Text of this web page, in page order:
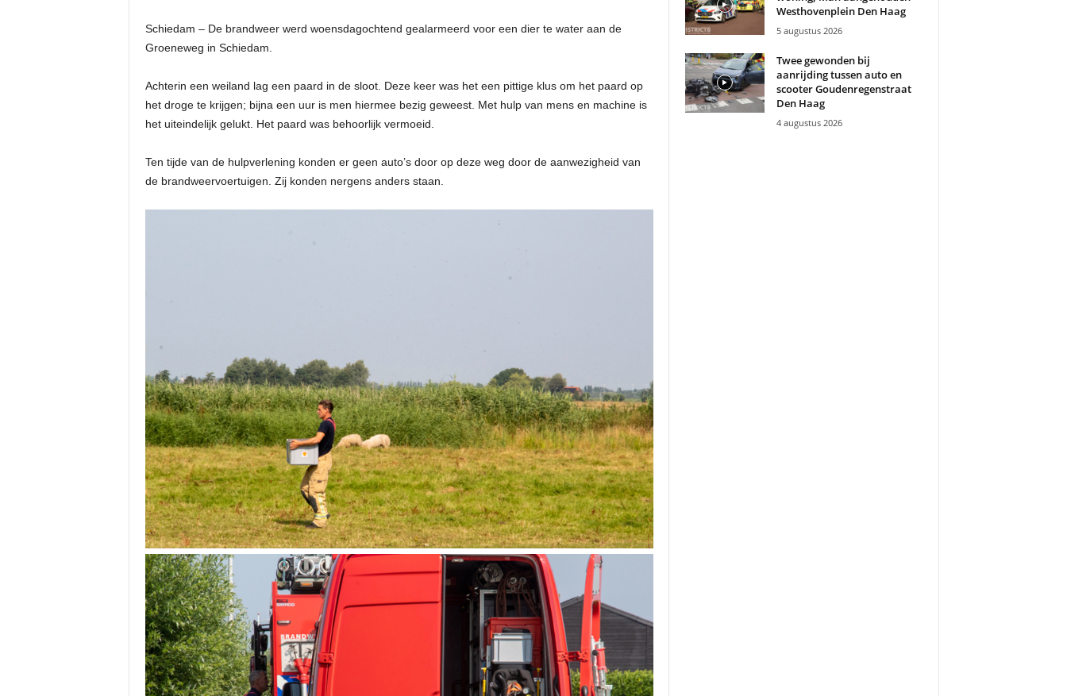
Schiedam – De brandweer werd woensdagochtend gealarmeerd voor een dier te water aan de
Groeneweg in Schiedam.
Achterin een weiland lag een paard in de sloot. Deze keer was het een pittige klus om het paard op
het droge te krijgen; bijna een uur is men hiermee bezig geweest. Met hulp van mens en machine is
het uiteindelijk gelukt. Het paard was behoorlijk vermoeid.
Ten tijde van de hulpverlening konden er geen auto’s door op deze weg door de aanwezigheid van
de brandweervoertuigen. Zij konden nergens anders staan.
Westhovenplein Den Haag
5 augustus 2026
Twee gewonden bij
aanrijding tussen auto en
scooter Goudenregenstraat
Den Haag
4 augustus 2026